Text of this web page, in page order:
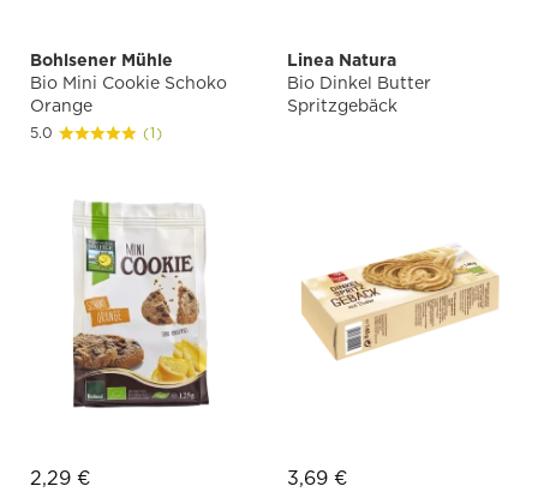
Bohlsener Mühle
Bio Mini Cookie Schoko
Orange
5.0 (1)
2,29 €
Linea Natura
Bio Dinkel Butter
Spritzgebäck
3,69 €